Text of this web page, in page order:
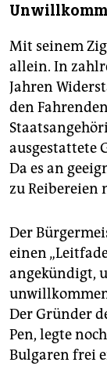
Mit seinem
allein. In
Jahren
den
ausgestattete
Da es an
zu Reibereien
Der
einen
angekündigt,
Der Gründer
Pen, legte
Bulgaren frei